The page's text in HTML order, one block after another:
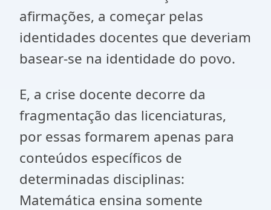
afirmações, a começar pelas
identidades docentes que deveriam
basear-se na identidade do povo.
E, a crise docente decorre da
fragmentação das licenciaturas,
por essas formarem apenas para
conteúdos específicos de
determinadas disciplinas:
Matemática ensina somente